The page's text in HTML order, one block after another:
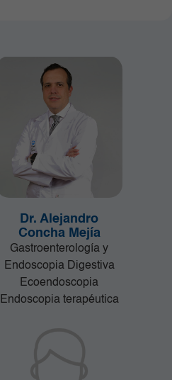
Dr. Alejandro
Concha Mejía
Gastroenterología y
Endoscopia Digestiva
Ecoendoscopia
Endoscopia terapéutica